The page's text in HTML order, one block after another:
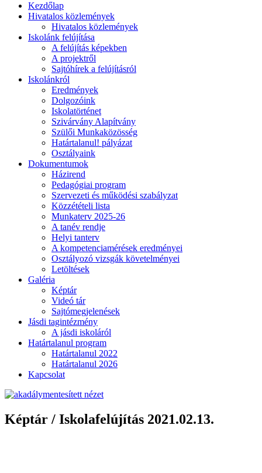
Kezdőlap
Hivatalos közlemények
Hivatalos közlemények
Iskolánk felújítása
A felújítás képekben
A projektről
Sajtóhírek a felújításról
Iskolánkról
Eredmények
Dolgozóink
Iskolatörténet
Szivárvány Alapítvány
Szülői Munkaközösség
Határtalanul! pályázat
Osztályaink
Dokumentumok
Házirend
Pedagógiai program
Szervezeti és működési szabályzat
Közzétételi lista
Munkaterv 2025-26
A tanév rendje
Helyi tanterv
A kompetenciamérések eredményei
Osztályozó vizsgák követelményei
Letöltések
Galéria
Képtár
Videó tár
Sajtómegjelenések
Jásdi tagintézmény
A jásdi iskoláról
Határtalanul program
Határtalanul 2022
Határtalanul 2026
Kapcsolat
Képtár / Iskolafelújítás 2021.02.13.